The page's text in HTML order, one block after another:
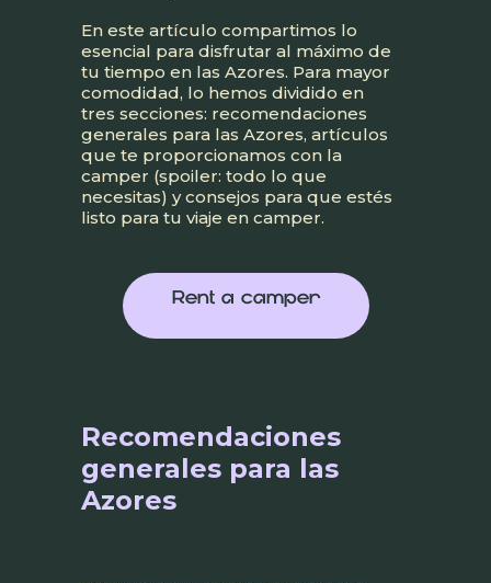
En este artículo compartimos lo
esencial para disfrutar al máximo de
tu tiempo en las Azores. Para mayor
comodidad, lo hemos dividido en
tres secciones: recomendaciones
generales para las Azores, artículos
que te proporcionamos con la
camper (spoiler: todo lo que
necesitas) y consejos para que estés
listo para tu viaje en camper.
Rent a camper
Recomendaciones
generales para las
Azores